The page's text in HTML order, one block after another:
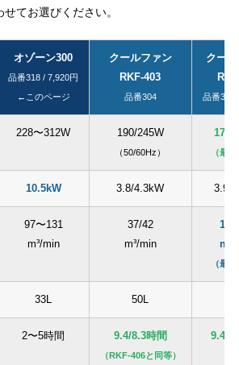
てお選びください。
オゾーン300
品番318 / 7,920円
←このページ
クールファン
RKF-403
品番304
クー
品番312
228〜312W 190/245W
（50/60Hz）
178/
（最
10.5kW 3.8/4.3kW 3.9/
97〜131
m³/min
37/42
m³/min
（最
33L 50L
2〜5時間 9.4/8.3時間
（RKF-406と同等）
9.4/